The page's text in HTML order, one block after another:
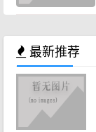
最新推荐